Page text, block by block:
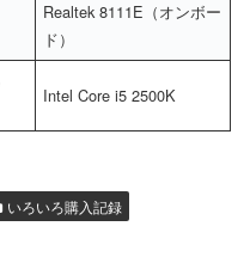
Realtek 8111E（オンボー
ド）
Intel Core i5 2500K
いろいろ購入記録